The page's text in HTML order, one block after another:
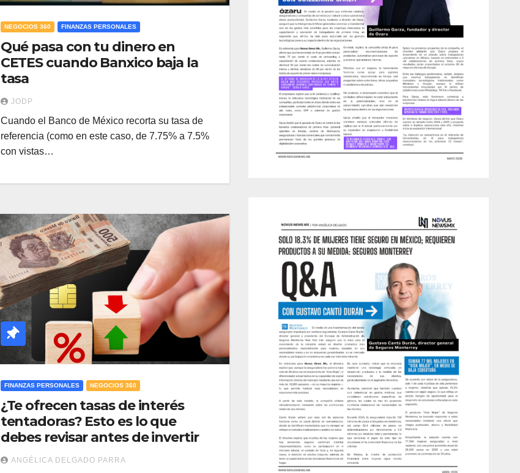
NEGOCIOS 360 FINANZAS PERSONALES
Qué pasa con tu dinero en
CETES cuando Banxico baja la
tasa
JODP
Cuando el Banco de México recorta su tasa de
referencia (como en este caso, de 7.75% a 7.5%
con vistas…
FINANZAS PERSONALES NEGOCIOS 360
¿Te ofrecen tasas de interés
tentadoras? Esto es lo que
debes revisar antes de invertir
ANGÉLICA DELGADO PARRA